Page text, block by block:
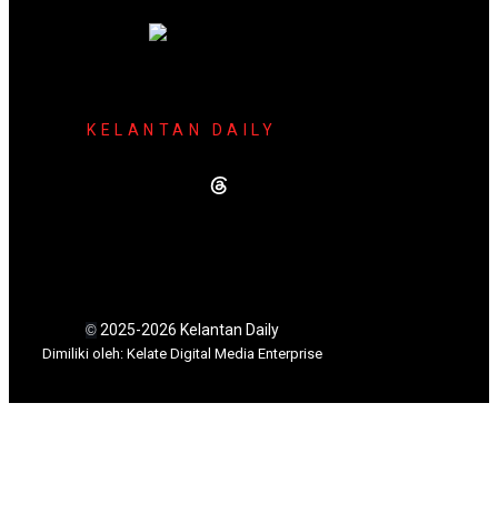
KELANTAN DAILY
©2025-2026 Kelantan Daily
Dimiliki oleh: Kelate Digital Media Enterprise